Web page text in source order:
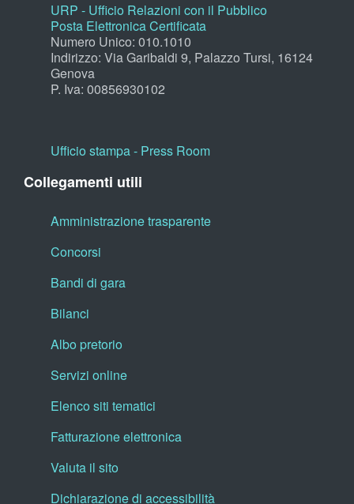
URP - Ufficio Relazioni con il Pubblico
Posta Elettronica Certificata
Numero Unico: 010.1010
Indirizzo: Via Garibaldi 9, Palazzo Tursi, 16124
Genova
P. Iva: 00856930102
Ufficio stampa - Press Room
Collegamenti utili
Amministrazione trasparente
Concorsi
Bandi di gara
Bilanci
Albo pretorio
Servizi online
Elenco siti tematici
Fatturazione elettronica
Valuta il sito
Dichiarazione di accessibilità